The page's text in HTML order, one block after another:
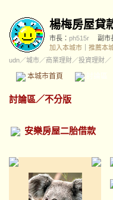
楊梅房屋貸
市長： ph515r
副市
加入本城市
推薦本
udn／城市／商業理財／投資理財／
本城市首頁
討論區／不分版
安樂房屋二胎借款